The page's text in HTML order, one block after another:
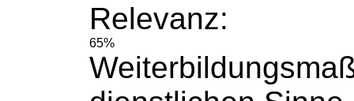
Relevanz:
65%